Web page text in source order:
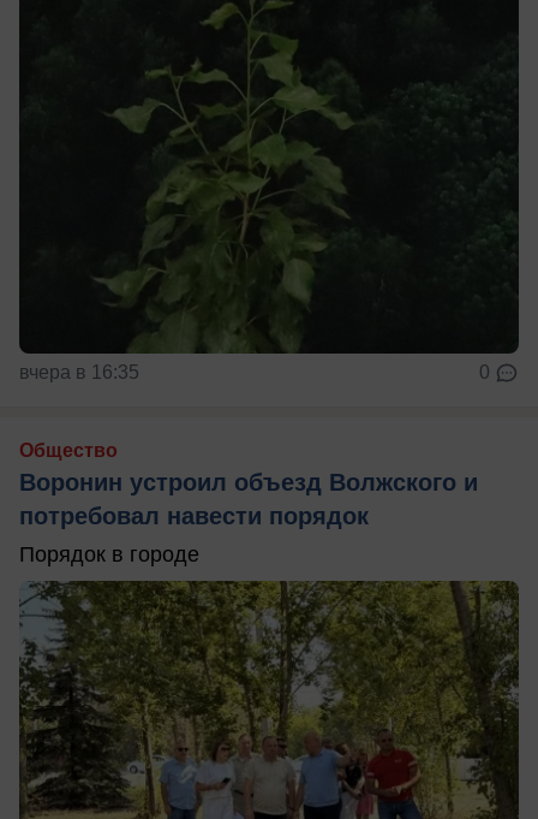
вчера в 16:35 0
Общество
Воронин устроил объезд Волжского и
потребовал навести порядок
Порядок в городе